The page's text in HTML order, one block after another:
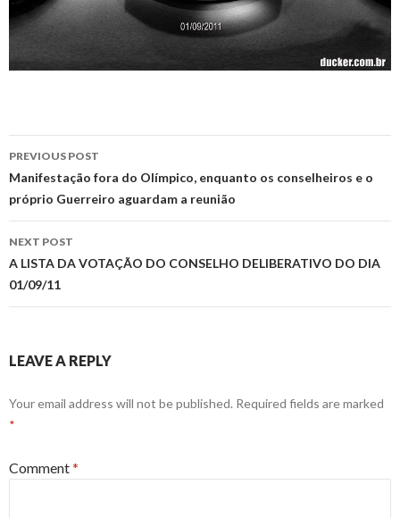
Post
navigation
PREVIOUS POST
Manifestação fora do Olímpico, enquanto os conselheiros e o
próprio Guerreiro aguardam a reunião
NEXT POST
A LISTA DA VOTAÇÃO DO CONSELHO DELIBERATIVO DO DIA
01/09/11
LEAVE A REPLY
Your email address will not be published. Required fields are marked
*
Comment*